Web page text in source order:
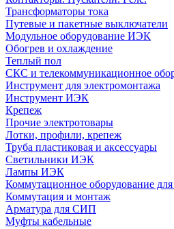
Трансформаторы тока
Путевые и пакетные выключатели
Модульное оборудование ИЭК
Обогрев и охлаждение
Теплый пол
СКС и телекоммуникационное
Инструмент для электромонтажа
Инструмент ИЭК
Крепеж
Прочие электротовары
Лотки, профили, крепеж
Труба пластиковая и аксессуары
Светильники ИЭК
Лампы ИЭК
Коммутационное оборудование
Коммутация и монтаж
Арматура для СИП
Муфты кабельные